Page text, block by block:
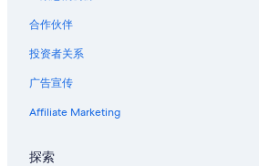
合作伙伴
投资者关系
广告宣传
Affiliate Marketing
探索